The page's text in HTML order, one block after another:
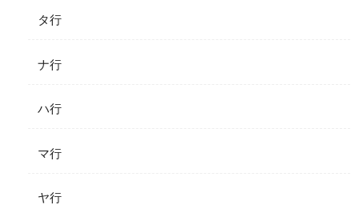
タ行
ナ行
ハ行
マ行
ヤ行